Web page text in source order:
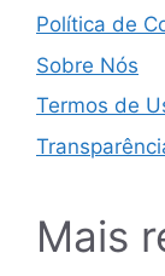
Política de
Sobre Nós
Termos de
Mais